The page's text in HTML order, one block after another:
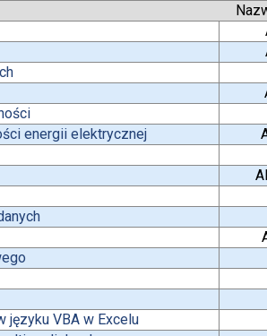
energii elektrycznej
języku VBA w Excelu